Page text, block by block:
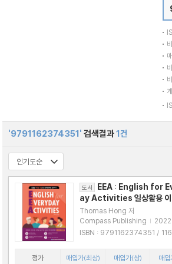
'9791162374351' 검색결과1건
도서
EEA : English for
ay Activities 일상활용 이
Thomas Hong 저
Compass Publishing | 2022
ISBN : 9791162374351 / 11623743
정가
매입가(최상) 매입가(상) 매